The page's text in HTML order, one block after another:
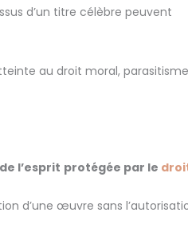
d’un titre célèbre peuvent
au droit moral,
l’esprit protégée par le
d’une œuvre sans